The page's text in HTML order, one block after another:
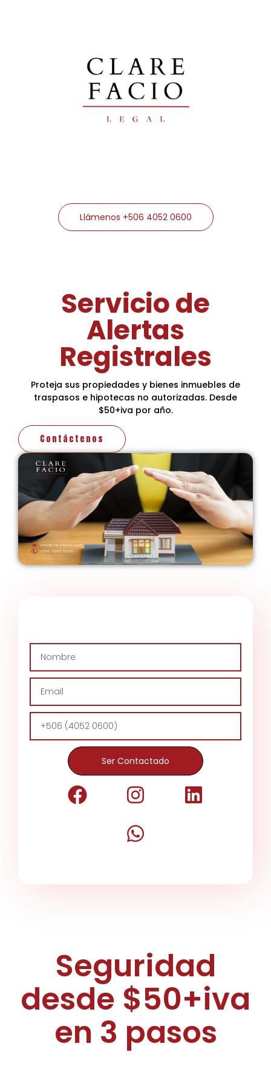
Llámenos +506 4052 0600
Servicio de
Alertas
Registrales
Proteja sus propiedades y bienes inmuebles de
traspasos e hipotecas no autorizadas. Desde
$50+iva por año.
Contáctenos
Ser Contactado
Seguridad
desde $50+iva
en 3 pasos